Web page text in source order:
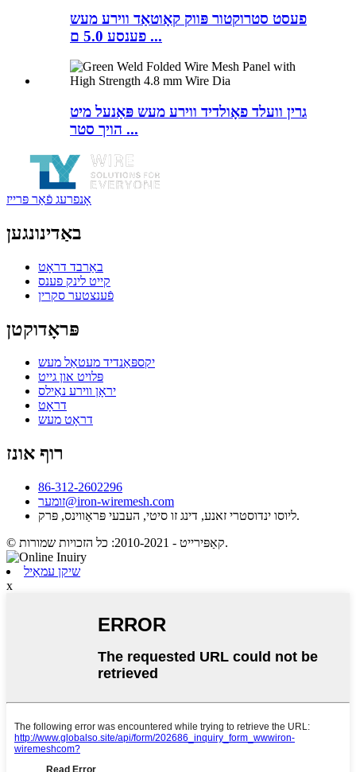
פעסט סטרוקטור פּווק קאָוטאַד ווירע מעש
פענסע 5.0 ם ...
גרין וועלד פאָולדיד ווירע מעש פּאַנעל מיט
הויך סטר ...
אָנפרעג פֿאַר פּרייז
באַדינונגען
באַרבד דראָט
קייט לינק פענס
פֿענצטער סקרין
פּראָדוקטן
יקספּאַנדיד מעטאַל מעש
פּלויט און גייט
יראָן ווירע נאַילס
דראָט
דראָט מעש
רוף אונז
86-312-2602296
זומער@iron-wiremesh.com
ליוסו ינדוסטרי זאנע, דינג זו סיטי, העבעי פּראַווינס, פּרק.
© קאַפּירייט - 2010-2021: כל הזכויות שמורות.
שיקן עמאַיל
x